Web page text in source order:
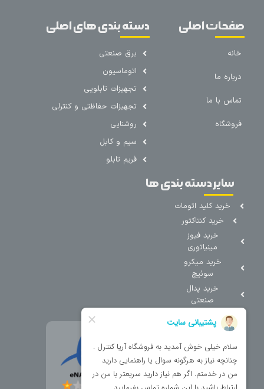
صفحات اصلی
خانه
درباره ما
تماس با ما
فروشگاه
دسته بندی های اصلی
برق صنعتی
اتوماسیون
تجهیزات تابلویی
تجهیزات حفاظتی و کنترلی
روشنایی
سیم و کابل
فریم تابلو
سایر دسته بندی ها
خرید کلید اتومات
خرید کنتاکتور
خرید فیوز
مینیاتوری
خرید میکرو
سوئیچ
خرید پدال
صنعتی